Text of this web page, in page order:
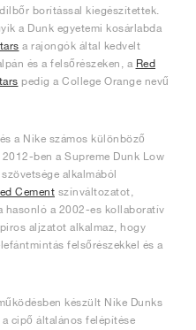
borítással kiegészítettek.
a Dunk egyetemi kosárlabda
a rajongók által kedvelt
és a felsőrészeken, a Red
pedig a College Orange nevű
a Nike számos különböző
ben a Supreme Dunk Low
alkalmából
Cement színváltozatot,
hasonló a 2002-es kollaboratív
aljzatot alkalmaz, hogy
felsőrészekkel és a
készült Nike Dunks
cipő általános felépítése